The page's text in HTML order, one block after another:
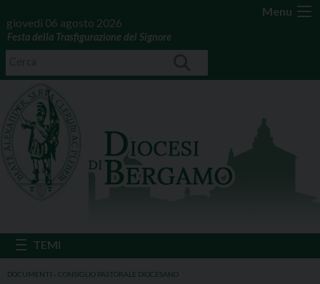
Menu
giovedì 06 agosto 2026
Festa della Trasfigurazione del Signore
DOCUMENTI - CONSIGLIO PASTORALE DIOCESANO